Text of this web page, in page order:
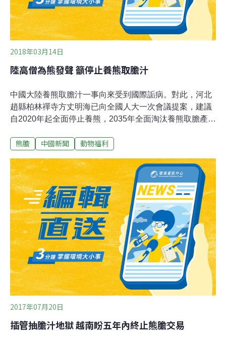
2018年03月14日
陸高僧為熊發聲 籲停止養熊取膽汁
中國大陸養熊取膽汁一事向來受到國際詬病。對此，河北
趙縣柏林禪寺方丈明海已向全國人大一次會議提案，建議
自2020年起全面停止養熊，2035年全面淘汰養熊取膽產
省佛教協會會長、河北省佛學院院長、全國人大代表、河
人民代表大會一次會議提交了「關於在2022年前全面停止
養熊業的建議」。建議並指出，2006年，大陸野生動物主
管部門曾表示不再新批准養熊場，但圈養黑熊的數量卻持
續增長，違規養殖和熊膽濫用的現象至今依然存在。建議
提出在2020年宣布停止養熊，遏制人工種群持續增長的勢
頭；2022年推出養熊業退出時間表，爭取到2035年全面淘
汰活熊取膽產業。
熊膽 中國新聞 動物福利
2017年07月20日
插管抽膽汁地獄 越南盼五年內終止熊膽交易